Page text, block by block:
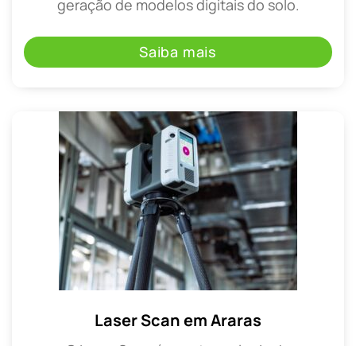
geração de modelos digitais do solo.
Saiba mais
Laser Scan em Araras